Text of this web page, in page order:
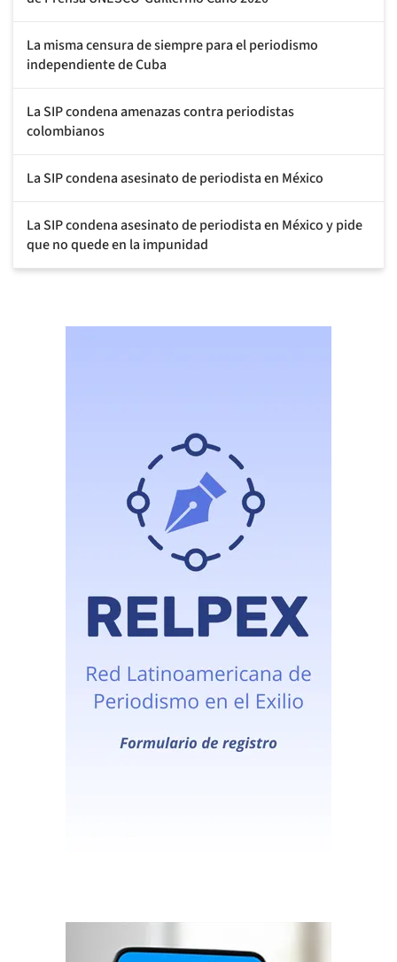
La misma censura de siempre para el periodismo
independiente de Cuba
La SIP condena amenazas contra periodistas
colombianos
La SIP condena asesinato de periodista en México
La SIP condena asesinato de periodista en México y pide
que no quede en la impunidad